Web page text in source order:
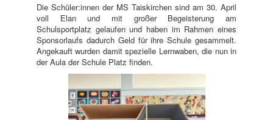
Die Schüler:innen der MS Taiskirchen sind am 30. April
voll Elan und mit großer Begeisterung am
Schulsportplatz gelaufen und haben im Rahmen eines
Sponsorlaufs dadurch Geld für ihre Schule gesammelt.
Angekauft wurden damit spezielle Lernwaben, die nun in
der Aula der Schule Platz finden.